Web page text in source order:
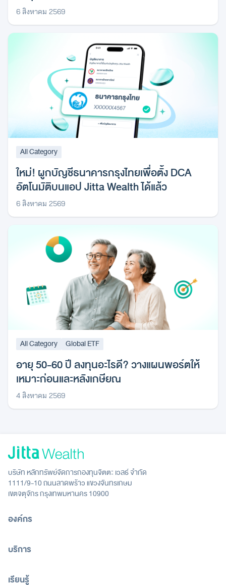
6 สิงหาคม 2569
All Category
ใหม่! ผูกบัญชีธนาคารกรุงไทยเพื่อตั้ง DCA
อัตโนมัติบนแอป Jitta Wealth ได้แล้ว
6 สิงหาคม 2569
All Category Global ETF
อายุ 50-60 ปี ลงทุนอะไรดี? วางแผนพอร์ตให้
เหมาะก่อนและหลังเกษียณ
4 สิงหาคม 2569
บริษัท หลักทรัพย์จัดการกองทุนจิตตะ เวลธ์ จำกัด
1111/9-10 ถนนลาดพร้าว แขวงจันทรเกษม
เขตจตุจักร กรุงเทพมหานคร 10900
องค์กร
บริการ
เรียนรู้